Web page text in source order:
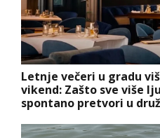
Letnje večeri u gradu
vikend: Zašto sve više
spontano pretvori u